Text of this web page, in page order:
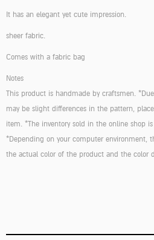
It has an elegant yet cute impression.
sheer fabric.
Comes with a fabric bag
Notes
This product is handmade by craftsmen.
may be slight differences in the pattern,
item. *The inventory sold in the online shop
*Depending on your computer environment,
the actual color of the product and the color